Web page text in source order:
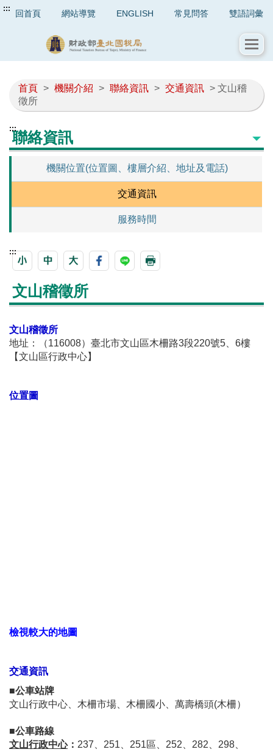
::: 回首頁 網站導覽 ENGLISH 常見問答 雙語詞彙
首頁 > 機關介紹 > 聯絡資訊 > 交通資訊 > 文山稽
徵所
:::聯絡資訊
機關位置(位置圖、樓層介紹、地址及電話)
交通資訊
服務時間
:::
文山稽徵所
文山稽徵所
地址：（116008）臺北市文山區木柵路3段220號5、6樓
【文山區行政中心】
位置圖
檢視較大的地圖
交通資訊
■公車站牌
文山行政中心、木柵市場、木柵國小、萬壽橋頭(木柵）
■公車路線
文山行政中心： 237、251、251區、252、282、298、